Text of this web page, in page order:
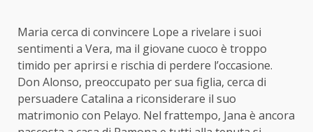
Maria cerca di convincere Lope a rivelare i suoi
sentimenti a Vera, ma il giovane cuoco è troppo
timido per aprirsi e rischia di perdere l’occasione.
Don Alonso, preoccupato per sua figlia, cerca di
persuadere Catalina a riconsiderare il suo
matrimonio con Pelayo. Nel frattempo, Jana è ancora